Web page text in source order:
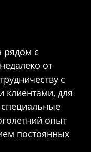
рядом с
от
с
для
опыт
постоянных